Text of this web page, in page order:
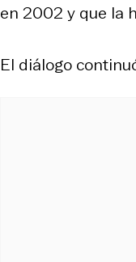
en 2002 y que la
El diálogo